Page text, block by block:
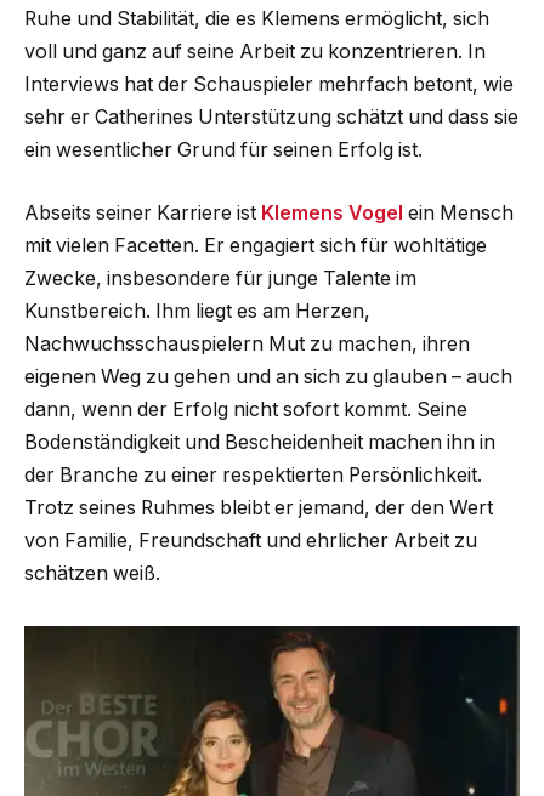
Ruhe und Stabilität, die es Klemens ermöglicht, sich
voll und ganz auf seine Arbeit zu konzentrieren. In
Interviews hat der Schauspieler mehrfach betont, wie
sehr er Catherines Unterstützung schätzt und dass sie
ein wesentlicher Grund für seinen Erfolg ist.
Abseits seiner Karriere ist Klemens Vogel ein Mensch
mit vielen Facetten. Er engagiert sich für wohltätige
Zwecke, insbesondere für junge Talente im
Kunstbereich. Ihm liegt es am Herzen,
Nachwuchsschauspielern Mut zu machen, ihren
eigenen Weg zu gehen und an sich zu glauben – auch
dann, wenn der Erfolg nicht sofort kommt. Seine
Bodenständigkeit und Bescheidenheit machen ihn in
der Branche zu einer respektierten Persönlichkeit.
Trotz seines Ruhmes bleibt er jemand, der den Wert
von Familie, Freundschaft und ehrlicher Arbeit zu
schätzen weiß.